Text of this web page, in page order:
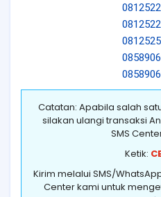
Catatan: Apabila salah
silakan ulangi transaksi
SMS
Ketik:
Kirim melalui SMS/
Center kami untuk